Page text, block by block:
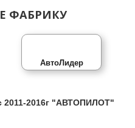
ФАБРИКУ
АвтоЛидер
2016г"АВТОПИЛОТ"